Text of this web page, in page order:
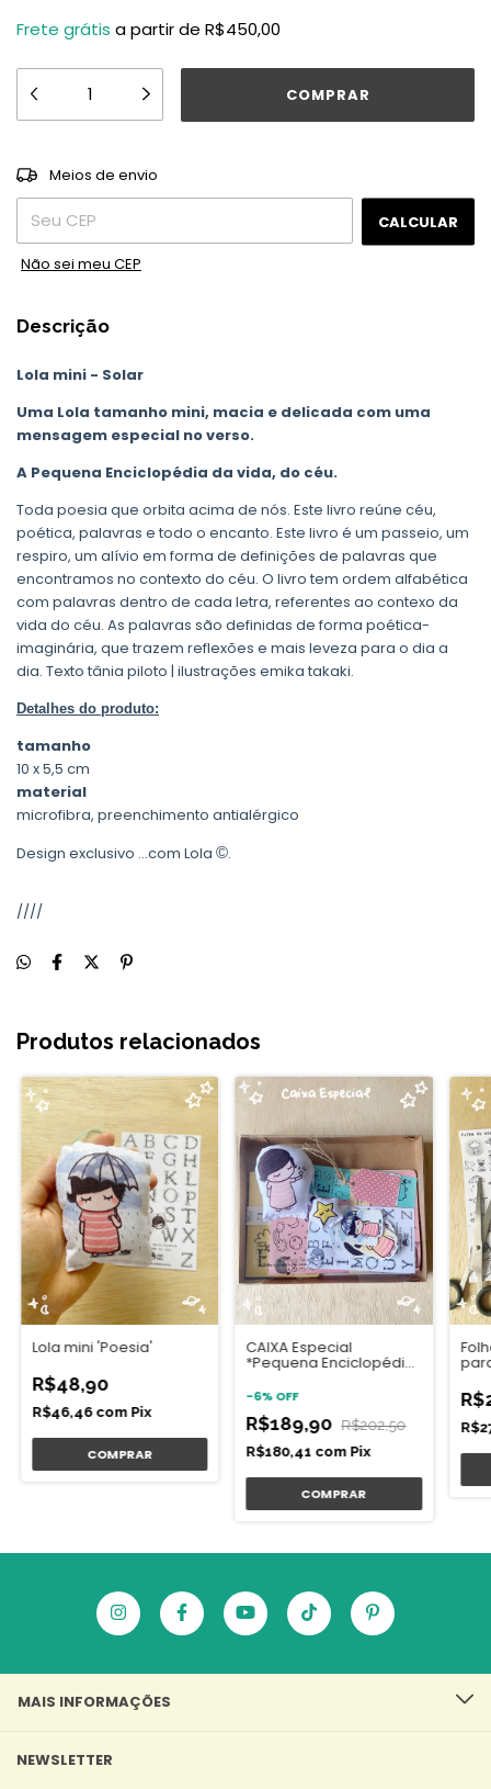
Frete grátis a partir de R$450,00
Entregas para o CEP:
Meios de envio
CALCULAR
Não sei meu CEP
Descrição
Lola mini - Solar
Uma Lola tamanho mini, macia e delicada com uma
mensagem especial no verso.
A Pequena Enciclopédia da vida, do céu.
Toda poesia que orbita acima de nós. Este livro reúne céu,
poética, palavras e todo o encanto. Este livro é um passeio, um
respiro, um alívio em forma de definições de palavras que
encontramos no contexto do céu. O livro tem ordem alfabética
com palavras dentro de cada letra, referentes ao contexo da
vida do céu. As palavras são definidas de forma poética-
imaginária, que trazem reflexões e mais leveza para o dia a
dia. Texto tânia piloto | ilustrações emika takaki.
Detalhes do produto:
tamanho
10 x 5,5 cm
material
microfibra, preenchimento antialérgico
Design exclusivo ...com Lola ©.
////
Produtos relacionados
Lola mini 'Poesia'
R$48,90
R$46,46 com Pix
CAIXA Especial
*Pequena Enciclopédia
da vida, do céu*
-6%OFF
R$189,90 R$202,50
R$180,41 com Pix
Céu
MAIS INFORMAÇÕES
NEWSLETTER